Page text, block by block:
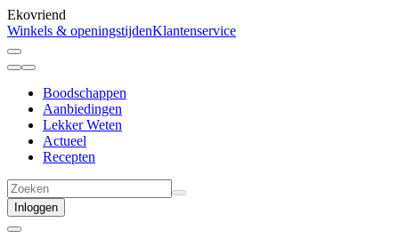
Ekovriend
Winkels & openingstijdenKlantenservice
Boodschappen
Aanbiedingen
Lekker Weten
Actueel
Recepten
Inloggen